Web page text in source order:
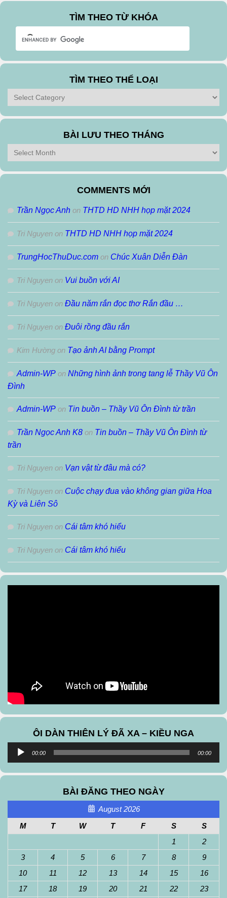
TÌM THEO TỪ KHÓA
TÌM THEO THỂ LOẠI
Tìm
theo
Thể
BÀI LƯU THEO THÁNG
Bài
Lưu
Theo
COMMENTS MỚI
Trần Ngọc Anh on THTD HD NHH họp mặt 2024
Tri Nguyen on THTD HD NHH họp mặt 2024
TrungHocThuDuc.com on Chúc Xuân Diễn Đàn
Tri Nguyen on Vui buồn với AI
Tri Nguyen on Đầu năm rắn đọc thơ Rắn đầu …
Tri Nguyen on Đuôi rồng đầu rắn
Kim Hường on Tạo ảnh AI bằng Prompt
Admin-WP on Những hình ảnh trong tang lễ Thầy Vũ Ôn
Đình
Admin-WP on Tin buồn – Thầy Vũ Ôn Đình từ trần
Trần Ngọc Anh K8 on Tin buồn – Thầy Vũ Ôn Đình từ
trần
Tri Nguyen on Vạn vật từ đâu mà có?
Tri Nguyen on Cuộc chạy đua vào không gian giữa Hoa
Kỳ và Liên Sô
Tri Nguyen on Cái tâm khó hiểu
Tri Nguyen on Cái tâm khó hiểu
ÔI DÀN THIÊN LÝ ĐÃ XA – KIỀU NGA
Audio
00:00 00:00
BÀI ĐĂNG THEO NGÀY
August 2026
M
T W T F S
S
1
2
3
4 5 6 7 8
9
10
11 12 13 14 15
16
17
18 19 20 21 22
23